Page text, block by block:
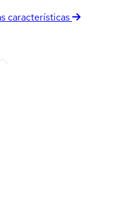
características